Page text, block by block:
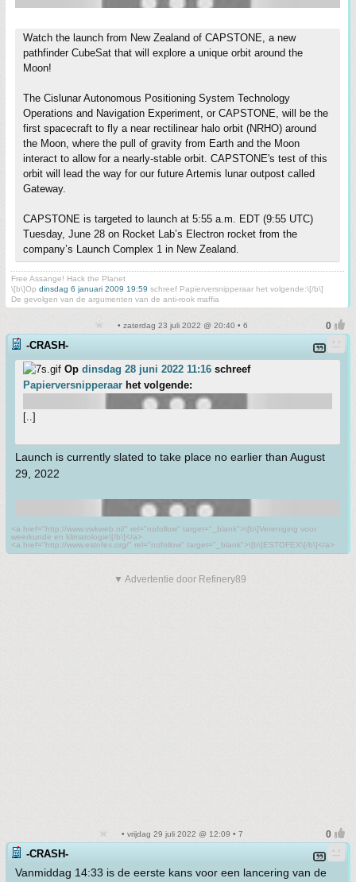
Watch the launch from New Zealand of CAPSTONE, a new
pathfinder CubeSat that will explore a unique orbit around the
Moon!
The Cislunar Autonomous Positioning System Technology
Operations and Navigation Experiment, or CAPSTONE, will be the
first spacecraft to fly a near rectilinear halo orbit (NRHO) around
the Moon, where the pull of gravity from Earth and the Moon
interact to allow for a nearly-stable orbit. CAPSTONE's test of this
orbit will lead the way for our future Artemis lunar outpost called
Gateway.
CAPSTONE is targeted to launch at 5:55 a.m. EDT (9:55 UTC)
Tuesday, June 28 on Rocket Lab’s Electron rocket from the
company’s Launch Complex 1 in New Zealand.
Free Assange! Hack the Planet
\[b\]Op dinsdag 6 januari 2009 19:59 schreef Papierversnipperaar het volgende:\[/b\]
De gevolgen van de argumenten van de anti-rook maffia
• zaterdag 23 juli 2022 @ 20:40 • 6
-CRASH-
Op dinsdag 28 juni 2022 11:16 schreef
Papierversnipperaar het volgende:
[..]
Launch is currently slated to take place no earlier than August
29, 2022
<a href="http://www.vwkweb.nl/" rel="nofollow" target="_blank">\[b\]Vereniging voor
weerkunde en klimatologie\[/b\]</a>
<a href="http://www.estofex.org/" rel="nofollow" target="_blank">\[b\]ESTOFEX\[/b\]</a>
▼ Advertentie door Refinery89
• vrijdag 29 juli 2022 @ 12:09 • 7
-CRASH-
Vanmiddag 14:33 is de eerste kans voor een lancering van de